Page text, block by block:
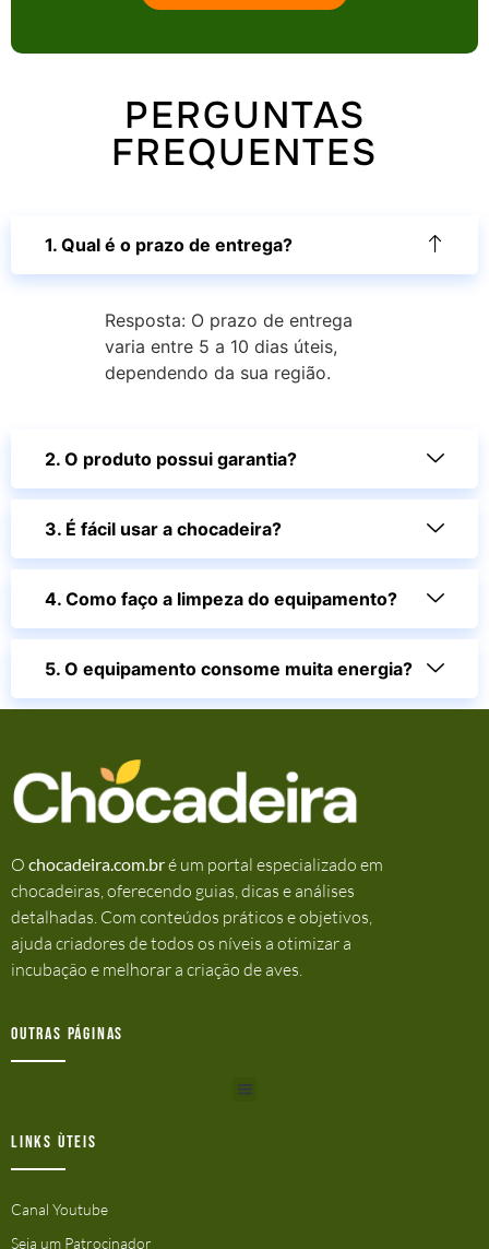
PERGUNTAS
FREQUENTES
1. Qual é o prazo de entrega?
Resposta: O prazo de entrega
varia entre 5 a 10 dias úteis,
dependendo da sua região.
2. O produto possui garantia?
3. É fácil usar a chocadeira?
4. Como faço a limpeza do equipamento?
5. O equipamento consome muita energia?
O chocadeira.com.bré um portal especializado em
chocadeiras, oferecendo guias, dicas e análises
detalhadas. Com conteúdos práticos e objetivos,
ajuda criadores de todos os níveis a otimizar a
incubação e melhorar a criação de aves.
Outras Páginas
Links ùteis
Canal Youtube
Seja um Patrocinador